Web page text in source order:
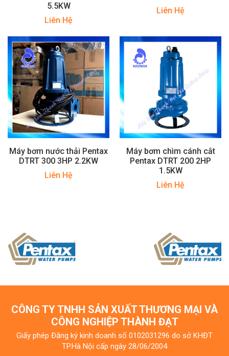
5.5KW
Liên Hệ
Liên Hệ
Máy bơm nước thải Pentax
DTRT 300 3HP 2.2KW
Liên Hệ
Máy bơm chìm cánh cắt
Pentax DTRT 200 2HP
1.5KW
Liên Hệ
CÔNG TY TNHH SẢN XUẤT THƯƠNG MẠI VÀ
CÔNG NGHIỆP THÀNH ĐẠT
Giấy phép Đăng ký kinh doanh số 0102031296 do sở KHĐT
TP.Hà Nội cấp ngày 28/06/2004